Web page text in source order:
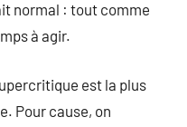
normal : tout comme
à agir.
est la plus
Pour cause, on